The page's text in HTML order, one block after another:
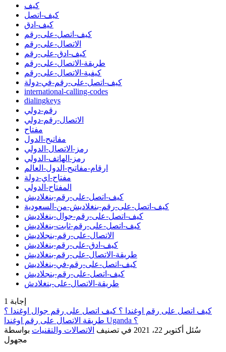
كيف
كيف-اتصل
كيف-ادق
كيف-اتصل-على-رقم
الاتصال-على-رقم
كيف-ادق-على-رقم
طريقة-الاتصال-على-رقم
كيفية-الاتصال-على-رقم
كيف-اتصل-على-رقم-في-دولة
international-calling-codes
dialingkeys
رقم-دولي
الاتصال-رقم-دولي
مفتاح
مفاتيح-الدول
رمز-الاتصال-الدولي
رمز-الهاتف-الدولي
ارقام-مفاتيح-الدول-العالم
مفتاح-اي-دولة
المفتاح-الدولي
كيف-اتصل-على-رقم-بنغلاديش
كيف-اتصل-على-رقم-بنغلاديش-من-السعودية
كيف-اتصل-على-رقم-جوال-بنغلاديش
كيف-اتصل-على-رقم-ثابت-بنغلاديش
الاتصال-على-رقم-بنجلاديش
كيف-ادق-على-رقم-بنغلاديش
طريقة-الاتصال-على-رقم-بنغلاديش
كيف-اتصل-على-رقم-في-بنغلاديش
كيف-اتصل-على-رقم-بنجلاديش
طريقة-الاتصال-على-بنغلادش
1 إجابة
كيف اتصل على رقم اوغندا ؟ كيف اتصل على رقم جوال اوغندا ؟
طريقة الاتصال على رقم اوغندا Uganda ؟
سُئل أكتوبر 22، 2021 في تصنيف الاتصالات والتقنيات بواسطة
مجهول